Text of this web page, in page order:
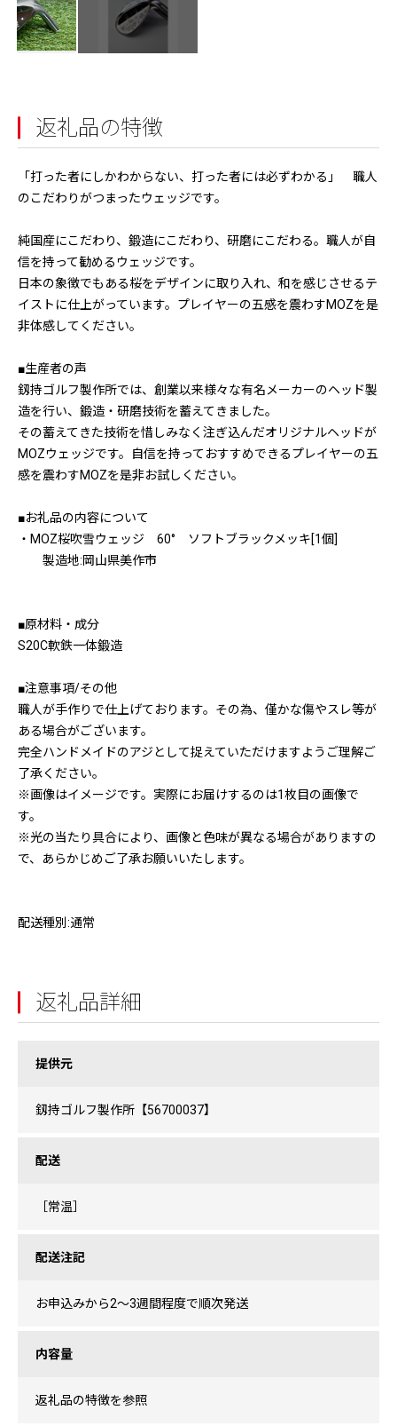
返礼品の特徴
「打った者にしかわからない、打った者には必ずわかる」 職人
のこだわりがつまったウェッジです。
純国産にこだわり、鍛造にこだわり、研磨にこだわる。職人が自
信を持って勧めるウェッジです。
日本の象徴でもある桜をデザインに取り入れ、和を感じさせるテ
イストに仕上がっています。プレイヤーの五感を震わすMOZを是
非体感してください。
■生産者の声
釼持ゴルフ製作所では、創業以来様々な有名メーカーのヘッド製
造を行い、鍛造・研磨技術を蓄えてきました。
その蓄えてきた技術を惜しみなく注ぎ込んだオリジナルヘッドが
MOZウェッジです。自信を持っておすすめできるプレイヤーの五
感を震わすMOZを是非お試しください。
■お礼品の内容について
・MOZ桜吹雪ウェッジ 60° ソフトブラックメッキ[1個]
製造地:岡山県美作市
■原材料・成分
S20C軟鉄一体鍛造
■注意事項/その他
職人が手作りで仕上げております。その為、僅かな傷やスレ等が
ある場合がございます。
完全ハンドメイドのアジとして捉えていただけますようご理解ご
了承ください。
※画像はイメージです。実際にお届けするのは1枚目の画像で
す。
※光の当たり具合により、画像と色味が異なる場合がありますの
で、あらかじめご了承お願いいたします。
配送種別:通常
返礼品詳細
提供元
釼持ゴルフ製作所【56700037】
配送
［常温］
配送注記
お申込みから2〜3週間程度で順次発送
内容量
返礼品の特徴を参照